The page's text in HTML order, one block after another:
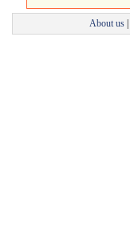
About us